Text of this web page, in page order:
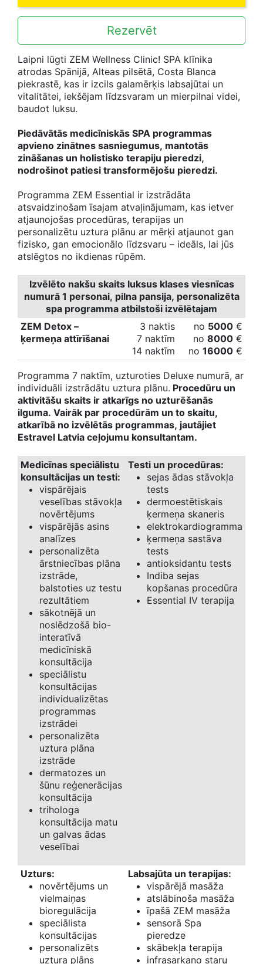
Rezervēt
Laipni lūgti ZEM Wellness Clinic! SPA klīnika
atrodas Spānijā, Alteas pilsētā, Costa Blanca
piekrastē, kas ir izcils galamērķis labsajūtai un
vitalitātei, iekšējam līdzsvaram un mierpilnai videi,
baudot luksu.
Piedāvātās medicīniskās SPA programmas
apvieno zinātnes sasniegumus, mantotās
zināšanas un holistisko terapiju pieredzi,
nodrošinot patiesi transformējošu pieredzi.
Programma ZEM Essential ir izstrādāta
atsvaidzinošam īsajam atvaļinājumam, kas ietver
atjaunojošas procedūras, terapijas un
personalizētu uztura plānu ar mērķi atjaunot gan
fizisko, gan emocionālo līdzsvaru – ideāls, lai jūs
atslēgtos no ikdienas rūpēm.
Izvēlēto nakšu skaits luksus klases viesnīcas
numurā 1 personai, pilna pansija, personalizēta
spa programma atbilstoši izvēlētajam
ZEM Detox –
ķermeņa attīrīšanai
3 naktis
7 naktīm
14 naktīm
no 5000 €
no8000 €
no16000 €
Programma 7 naktīm, uzturoties Deluxe numurā, ar
individuāli izstrādātu uztura plānu. Procedūru un
aktivitāšu skaits ir atkarīgs no uzturēšanās
ilguma. Vairāk par procedūrām un to skaitu,
atkarībā no izvēlētās programmas, jautājiet
Estravel Latvia ceļojumu konsultantam.
Medicīnas speciālistu
konsultācijas un testi:
vispārējais
veselības stāvokļa
novērtējums
vispārējās asins
analīzes
personalizēta
ārstniecības plāna
izstrāde,
balstoties uz testu
rezultātiem
sākotnējā un
noslēdzošā bio-
interatīvā
medicīniskā
konsultācija
speciālistu
konsultācijas
individualizētas
programmas
izstrādei
personalizēta
uztura plāna
izstrāde
dermatozes un
šūnu reģenerācijas
konsultācija
trihologa
konsultācija matu
un galvas ādas
veselībai
Testi un procedūras:
sejas ādas stāvokļa
tests
dermoestētiskais
ķermeņa skaneris
elektrokardiogramma
ķermeņa sastāva
tests
antioksidantu tests
Indiba sejas
kopšanas procedūra
Essential IV terapija
Uzturs:
novērtējums un
vielmaiņas
bioregulācija
speciālista
konsultācijas
personalizēts
uztura plāns
Labsajūta un terapijas:
vispārējā masāža
atslābinoša masāža
īpašā ZEM masāža
sensorā Spa
pieredze
skābekļa terapija
infrasarkano staru